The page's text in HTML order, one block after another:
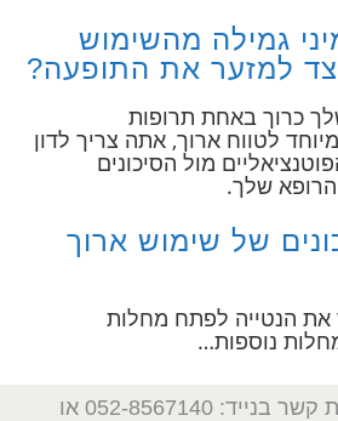
גמילה מהשימוש
למזער את התופעה?
כרוך באחת תרופות
לטווח ארוך, אתה צריך לדון
מול הסיכונים
הרופא שלך.
של שימוש ארוך
את הנטייה לפתח מחלות
נוספות…
052-8567140
או